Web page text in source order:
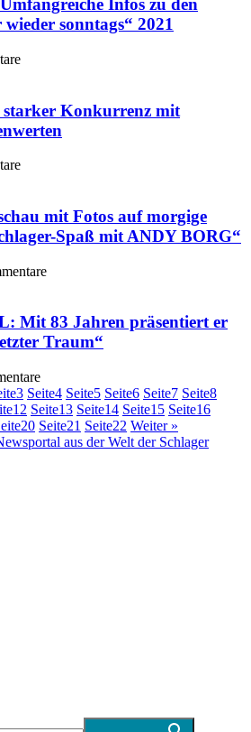
Infos zu den
sonntags“ 2021
Konkurrenz mit
mit Fotos auf morgige
Spaß mit ANDY BORG“
Mit 83 Jahren präsentiert er
Traum“
3 Seite4 Seite5 Seite6 Seite7 Seite8
12 Seite13 Seite14 Seite15 Seite16
20 Seite21 Seite22 Weiter »